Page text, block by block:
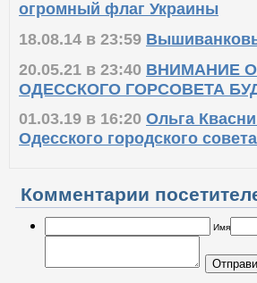
огромный флаг Украины
18.08.14 в 23:59
20.05.21 в 23:40 ВНИМАНИЕ
ОДЕССКОГО ГОРСОВЕТА
01.03.19 в 16:20 Ольга
Одесского городского
Комментарии
Имя